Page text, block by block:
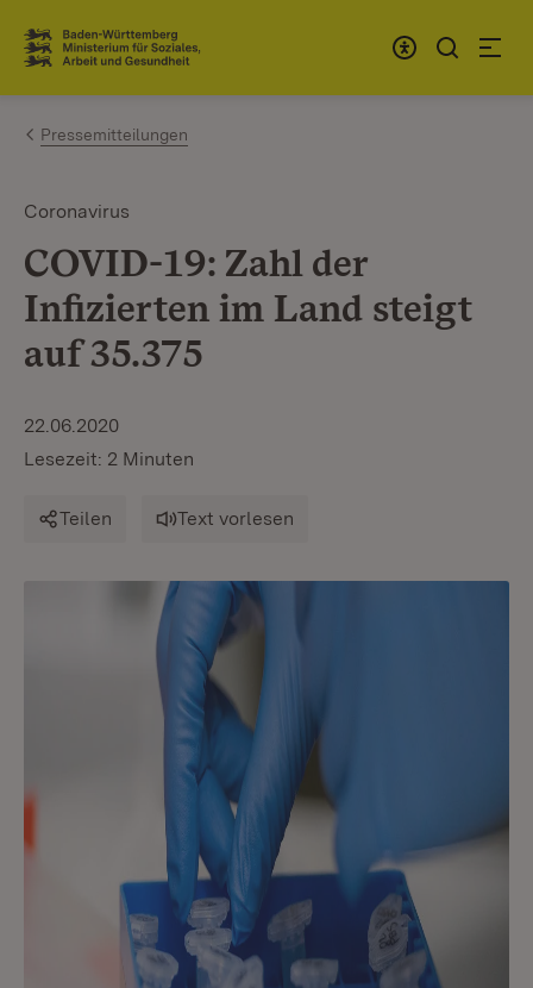
Zum Inhalt springen
Link zur Startseite
Pressemitteilungen
Coronavirus
COVID-19: Zahl der
Infizierten im Land steigt
auf 35.375
22.06.2020
Lesezeit: 2 Minuten
Teilen Text vorlesen